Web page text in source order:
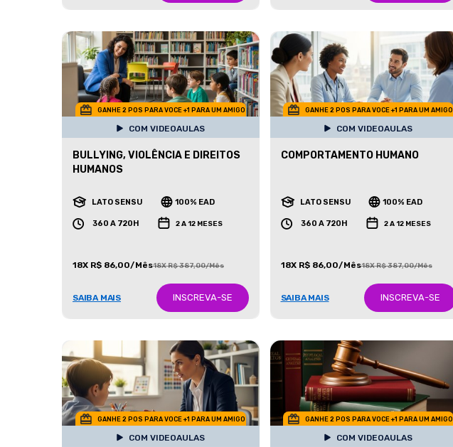
GANHE 2 POS PARA VOCE +1 PARA UM AMIGO
COM VIDEOAULAS
BULLYING, VIOLÊNCIA E DIREITOS
HUMANOS
LATO SENSU 100% EAD
360 A 720H 2 A 12 MESES
18X R$ 86,00/Mês18X R$ 387,00/Mês
SAIBA MAIS INSCREVA-SE
GANHE 2 POS PARA VOCE +1 PARA UM AMIGO
COM VIDEOAULAS
COMPORTAMENTO HUMANO
LATO SENSU 100% EAD
360 A 720H 2 A 12 MESES
18X R$ 86,00/Mês18X R$ 387,00/Mês
SAIBA MAIS INSCREVA-SE
GANHE 2 POS PARA VOCE +1 PARA UM AMIGO
COM VIDEOAULAS
GANHE 2 POS PARA VOCE +1 PARA UM AMIGO
COM VIDEOAULAS